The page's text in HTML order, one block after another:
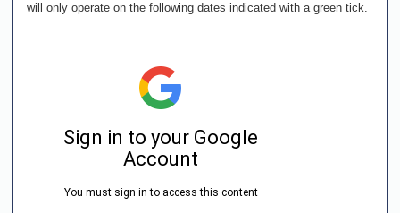
will only operate on the following dates indicated with a green tick.